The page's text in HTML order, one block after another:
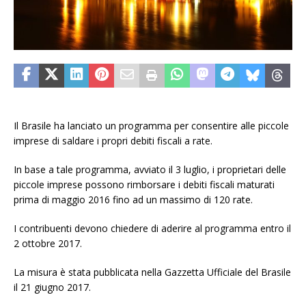
Il Brasile ha lanciato un programma per consentire alle piccole
imprese di saldare i propri debiti fiscali a rate.
In base a tale programma, avviato il 3 luglio, i proprietari delle
piccole imprese possono rimborsare i debiti fiscali maturati
prima di maggio 2016 fino ad un massimo di 120 rate.
I contribuenti devono chiedere di aderire al programma entro il
2 ottobre 2017.
La misura è stata pubblicata nella Gazzetta Ufficiale del Brasile
il 21 giugno 2017.